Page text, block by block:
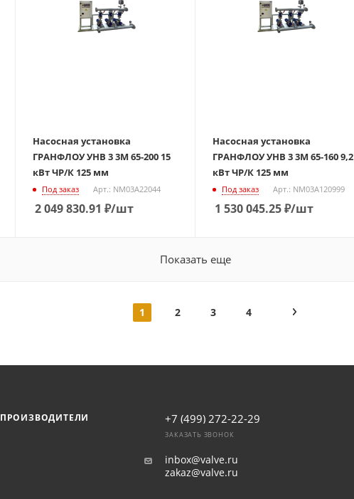
Насосная установка
ГРАНФЛОУ УНВ 3 3М 65-200 15
кВт ЧР/К 125 мм
Под заказ Арт.: NM03A22044
2 049 830.91 ₽/шт
Насосная установка
ГРАНФЛОУ УНВ 3 3М 65-160 9,2
кВт ЧР/К 125 мм
Под заказ Арт.: NM03A120999
1 530 045.25₽/шт
Показать еще
1 2 3 4
ПРОИЗВОДИТЕЛИ
+7 (499) 272-22-29
ЗАКАЗАТЬ ЗВОНОК
inbox@valve.ru
zakaz@valve.ru